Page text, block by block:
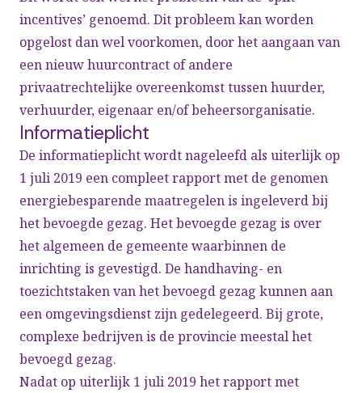
incentives’ genoemd. Dit probleem kan worden
opgelost dan wel voorkomen, door het aangaan van
een nieuw huurcontract of andere
privaatrechtelijke overeenkomst tussen huurder,
verhuurder, eigenaar en/of beheersorganisatie.
Informatieplicht
De informatieplicht wordt nageleefd als uiterlijk op
1 juli 2019 een compleet rapport met de genomen
energiebesparende maatregelen is ingeleverd bij
het bevoegde gezag. Het bevoegde gezag is over
het algemeen de gemeente waarbinnen de
inrichting is gevestigd. De handhaving- en
toezichtstaken van het bevoegd gezag kunnen aan
een omgevingsdienst zijn gedelegeerd. Bij grote,
complexe bedrijven is de provincie meestal het
bevoegd gezag.
Nadat op uiterlijk 1 juli 2019 het rapport met